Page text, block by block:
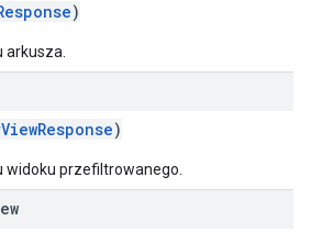
)
arkusza.
)
widoku przefiltrowanego.